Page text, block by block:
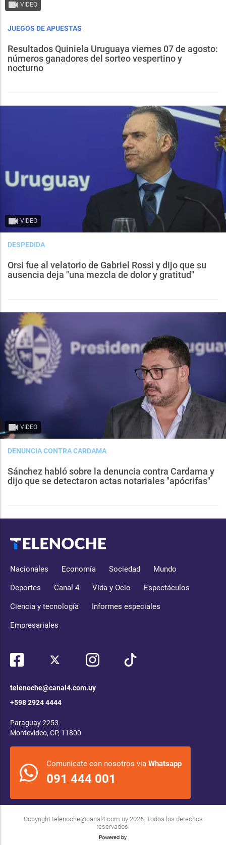
VIDEO
JUEGOS DE APUESTAS
Resultados Quiniela Uruguaya viernes 07 de agosto:
números ganadores del sorteo vespertino y
nocturno
VIDEO
DESPEDIDA
Orsi fue al velatorio de Gabriel Rossi y dijo que su
ausencia deja "una mezcla de dolor y gratitud"
VIDEO
DENUNCIA CONTRA CARDAMA
Sánchez habló sobre la denuncia contra Cardama y
dijo que se detectaron actas notariales "apócrifas"
Nacionales Economía Sociedad Mundo
Deportes Canal 4 Vida y Ocio Espectáculos
Ciencia y tecnología Informes especiales
Empresariales
telenoche@canal4.com.uy
+598 2924 4444
Paraguay 2253
Montevideo, CP, 11800
Comunicate con nosotros via Whatsapp
091 444 001
Copyright telenoche@canal4.com.uy2026. Todos los derechos
reservados.